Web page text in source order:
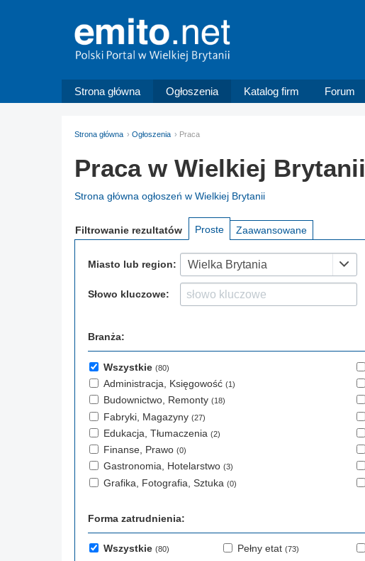
Strona główna Ogłoszenia Katalog firm Forum
Strona główna Ogłoszenia Praca
Praca w Wielkiej Brytanii
Strona główna ogłoszeń w Wielkiej Brytanii
Filtrowanie rezultatów Proste Zaawansowane
Miasto lub region: Wielka Brytania
Słowo kluczowe:
Branża:
Wszystkie (80)
Administracja, Księgowość (1)
Budownictwo, Remonty (18)
Fabryki, Magazyny (27)
Edukacja, Tłumaczenia (2)
Finanse, Prawo (0)
Gastronomia, Hotelarstwo (3)
Grafika, Fotografia, Sztuka (0)
Forma zatrudnienia:
Wszystkie (80) Pełny etat (73)